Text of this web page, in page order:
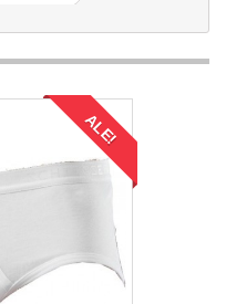
ALE!